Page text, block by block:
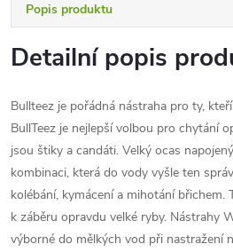
Popis produktu
Detailní popis
Bullteez je pořádná nástraha pro ty,
BullTeez je nejlepší volbou pro chytání
jsou štiky a candáti. Velký ocas
kombinaci, která do vody vyšle ten
kolébání, kymácení a mihotání
k záběru opravdu velké ryby. Nástrahy
výborné do mělkých vod při nastražení